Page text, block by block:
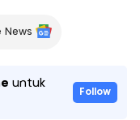
News
untuk
Follow